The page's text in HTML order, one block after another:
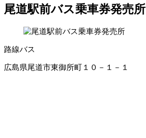
尾道駅前バス乗車券発売所
路線バス
広島県尾道市東御所町１０－１－１